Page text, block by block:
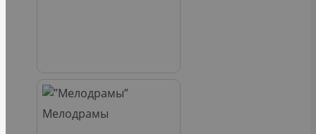
Мелодрамы